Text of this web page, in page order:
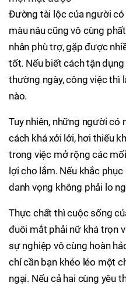
Đường tài lộc của người
màu nâu cũng vô cùng
nhân phù trợ, gặp được
tốt. Nếu biết cách tận
thường ngày, công việc thì
nào.
Tuy nhiên, những người có
cách khá xởi lởi, hơi thiếu
trong việc mở rộng các
lợi cho lắm. Nếu khắc
danh vọng không phải lo
Thực chất thì cuộc sống
đuôi mắt phải nữ khá trọn
sự nghiệp vô cùng hoàn
chỉ cần bạn khéo léo một
ngại. Nếu cả hai cùng yêu